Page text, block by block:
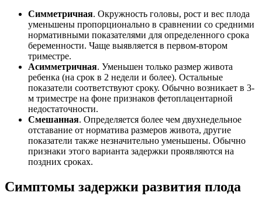
Симметричная. Окружность головы, рост и вес плода
уменьшены пропорционально в сравнении со средними
нормативными показателями для определенного срока
беременности. Чаще выявляется в первом-втором
триместре.
Асимметричная. Уменьшен только размер живота
ребенка (на срок в 2 недели и более). Остальные
показатели соответствуют сроку. Обычно возникает в 3-
м триместре на фоне признаков фетоплацентарной
недостаточности.
Смешанная. Определяется более чем двухнедельное
отставание от норматива размеров живота, другие
показатели также незначительно уменьшены. Обычно
признаки этого варианта задержки проявляются на
поздних сроках.
Симптомы задержки развития плода